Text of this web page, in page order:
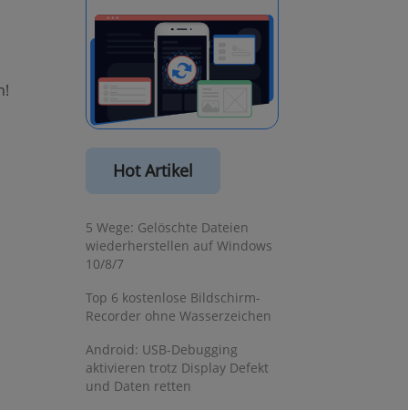
Hot Artikel
5 Wege: Gelöschte Dateien
wiederherstellen auf Windows
10/8/7
Top 6 kostenlose Bildschirm-
Recorder ohne Wasserzeichen
Android: USB-Debugging
aktivieren trotz Display Defekt
und Daten retten